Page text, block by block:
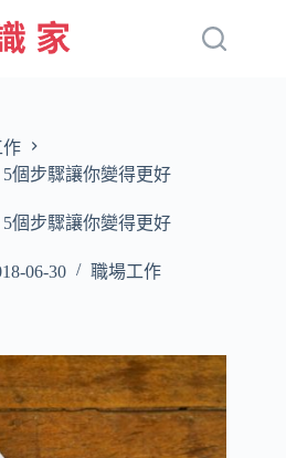
作
個步驟讓你變得更好
個步驟讓你變得更好
06-30 職場工作